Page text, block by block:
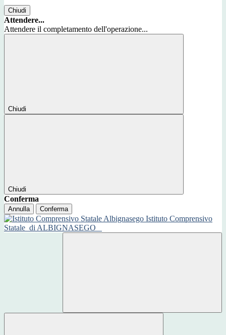
Chiudi
Attendere...
Attendere il completamento dell'operazione...
Chiudi
Chiudi
Conferma
Annulla Conferma
Istituto Comprensivo
Statale di ALBIGNASEGO